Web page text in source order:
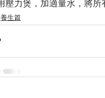
壓力煲，加適量水，將
養生篇